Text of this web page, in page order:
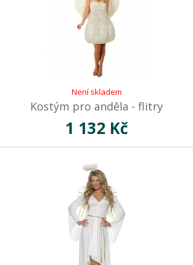
Není skladem
Kostým pro anděla - flitry
1 132 Kč